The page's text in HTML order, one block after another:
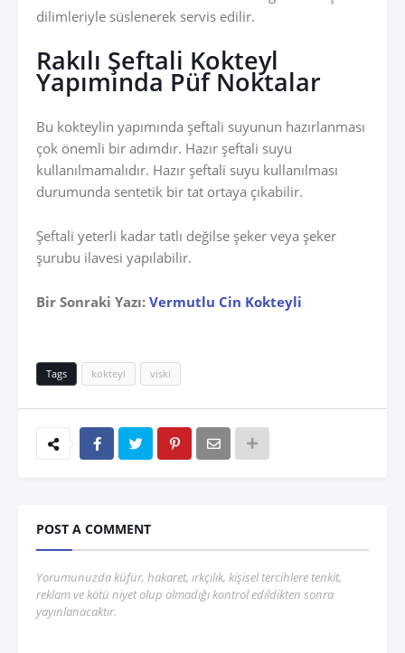
dilimleriyle süslenerek servis edilir.
Rakılı Şeftali Kokteyl
Yapımında Püf Noktalar
Bu kokteylin yapımında şeftali suyunun hazırlanması
çok önemli bir adımdır. Hazır şeftali suyu
kullanılmamalıdır. Hazır şeftali suyu kullanılması
durumunda sentetik bir tat ortaya çıkabilir.
Şeftali yeterli kadar tatlı değilse şeker veya şeker
şurubu ilavesi yapılabilir.
Bir Sonraki Yazı: Vermutlu Cin Kokteyli
Tags kokteyl viski
POST A COMMENT
Yorumunuzda küfür, hakaret, ırkçılık, kişisel tercihlere tenkit,
reklam ve kötü niyet olup olmadığı kontrol edildikten sonra
yayınlanacaktır.